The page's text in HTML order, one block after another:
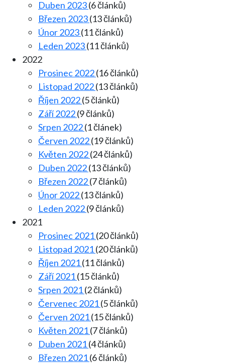
Duben 2023(6 článků)
Březen 2023(13 článků)
Únor 2023(11 článků)
Leden 2023(11 článků)
2022
Prosinec 2022(16 článků)
Listopad 2022(13 článků)
Říjen 2022(5 článků)
Září 2022(9 článků)
Srpen 2022(1 článek)
Červen 2022(19 článků)
Květen 2022(24 článků)
Duben 2022(13 článků)
Březen 2022(7 článků)
Únor 2022(13 článků)
Leden 2022(9 článků)
2021
Prosinec 2021(20 článků)
Listopad 2021(20 článků)
Říjen 2021(11 článků)
Září 2021(15 článků)
Srpen 2021(2 článků)
Červenec 2021(5 článků)
Červen 2021(15 článků)
Květen 2021(7 článků)
Duben 2021(4 článků)
Březen 2021(6 článků)